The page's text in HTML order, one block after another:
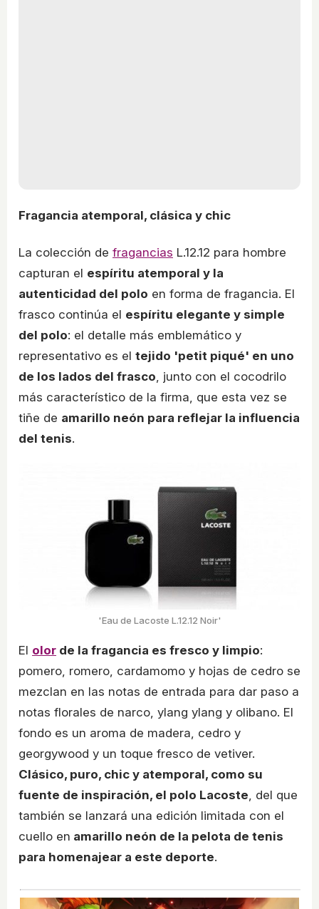
Fragancia atemporal, clásica y chic
La colección de fragancias L.12.12 para hombre
capturan el espíritu atemporal y la
autenticidad del polo en forma de fragancia. El
frasco continúa el espíritu elegante y simple
del polo: el detalle más emblemático y
representativo es el tejido 'petit piqué' en uno
de los lados del frasco , junto con el cocodrilo
más característico de la firma, que esta vez se
tiñe de amarillo neón para reflejar la influencia
del tenis.
'Eau de Lacoste L.12.12 Noir'
El olor de la fragancia es fresco y limpio:
pomero, romero, cardamomo y hojas de cedro se
mezclan en las notas de entrada para dar paso a
notas florales de narco, ylang ylang y olibano. El
fondo es un aroma de madera, cedro y
georgywood y un toque fresco de vetiver.
Clásico, puro, chic y atemporal, como su
fuente de inspiración, el polo Lacoste, del que
también se lanzará una edición limitada con el
cuello en amarillo neón de la pelota de tenis
para homenajear a este deporte.